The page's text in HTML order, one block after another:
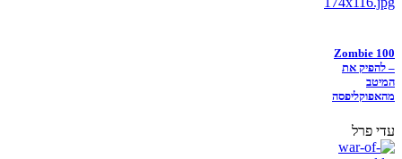
Zombie 100
– להפיק את
המיטב
מהאפוקליפסה
עדי פרל